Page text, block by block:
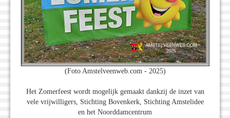
(Foto Amstelveenweb.com - 2025)
Het Zomerfeest wordt mogelijk gemaakt dankzij de inzet van
vele vrijwilligers, Stichting Bovenkerk, Stichting Amstelidee
en het Noorddamcentrum